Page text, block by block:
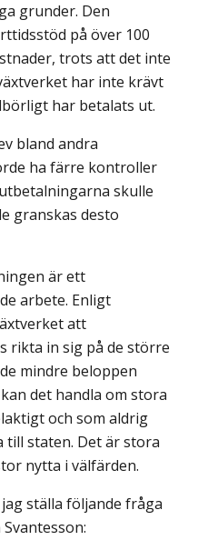
grunder. Den
på över 100
trots att det inte
har inte krävt
har betalats ut.
bland andra
ha färre kontroller
skulle
granskas desto
är ett
arbete. Enligt
att
rikta in sig på de större
mindre beloppen
det handla om stora
och som aldrig
till staten. Det är stora
nytta i välfärden.
ställa följande fråga